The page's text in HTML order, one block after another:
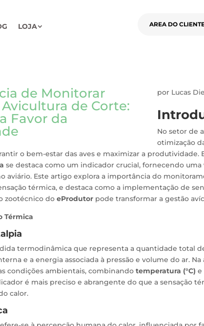
LOJA AREA DO
de Monitorar
de Corte:
Favor da
por Lucas
No setor de
otimização
o bem-estar das aves e maximizar a produtividade.
se destaca como um indicador crucial, fornecendo uma
aviário. Este artigo explora a importância do
térmica, e destaca como a implementação de
zootécnico do eProdutorpode transformar a gestão
Térmica
termodinâmica que representa a quantidade total
e a energia associada à pressão e volume do ar. Na
condições ambientais, combinando temperatura (°C) e
é mais preciso e abrangente do que a sensação
calor.